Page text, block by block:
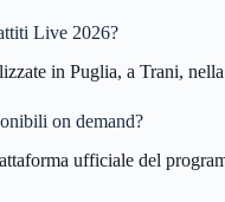
Live 2026?
in Puglia, a Trani,
on demand?
ufficiale del